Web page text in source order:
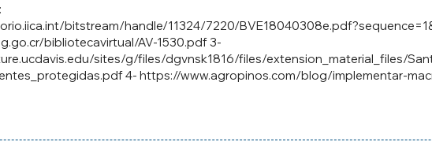
bitstream/handle/11324/7220/
bibliotecavirtual/AV-1530.pdf3-
sites/g/files/dgvnsk1816/files/extension_material_files/
4- https://www.agropinos.com/blog/implementar-